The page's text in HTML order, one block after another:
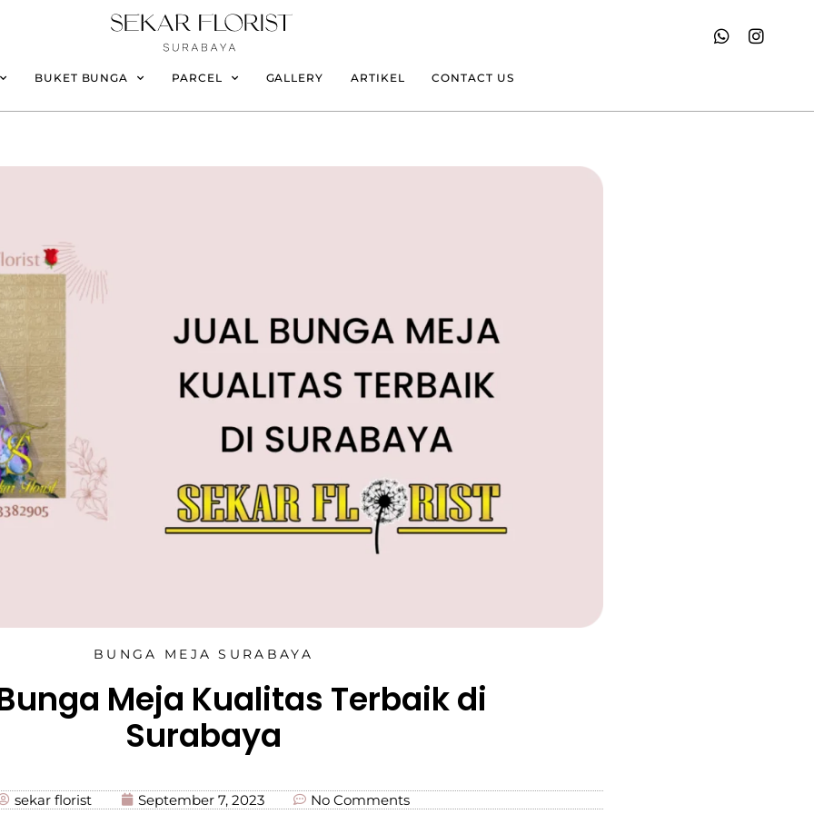
BUKET BUNGA PARCEL GALLERY ARTIKEL CONTACT US
BUNGA MEJA SURABAYA
Meja Kualitas Terbaik di
Surabaya
sekar florist September 7, 2023 No Comments